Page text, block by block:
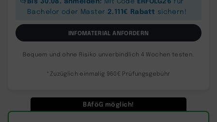
Bachelor oder Master 2.111€ Rabatt sichern!
INFOMATERIAL ANFORDERN
Bequem und ohne Risiko unverbindlich 4 Wochen testen.
*Zuzüglich einmalig 960€ Prüfungsgebühr
BAföG möglich!